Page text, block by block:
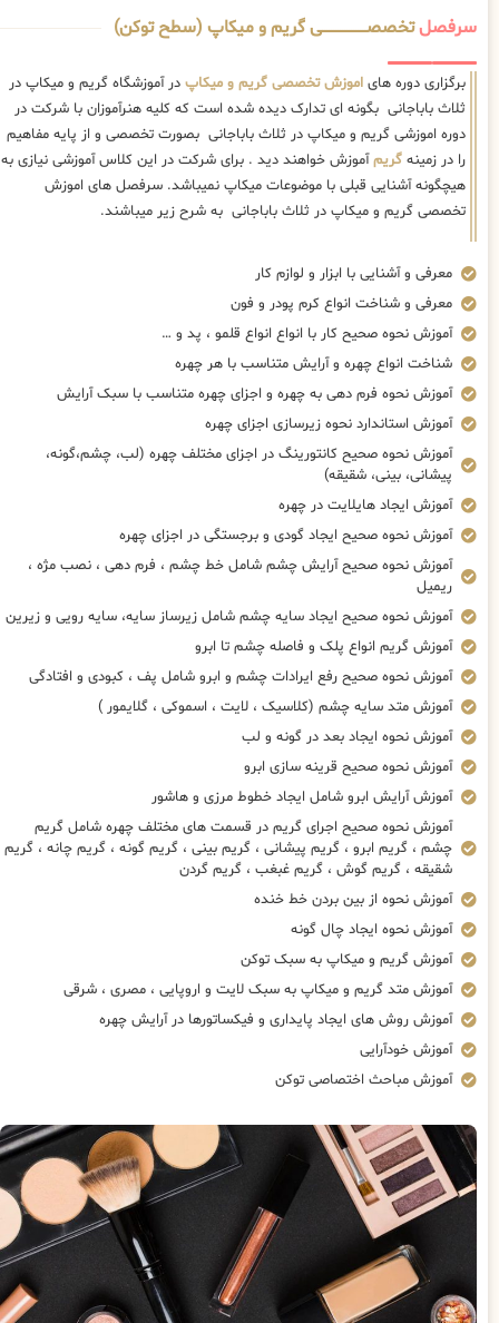
سرفصلتخصصــــــــــــــــــــی گریم و میکاپ (سطح توکن)
برگزاری دوره هایاموزش تخصصی گریم و میکاپدر آموزشگاه گریم و میکاپ در
ثلاث باباجانی بگونه ای تدارک دیده شده است که کلیه هنرآموزان با شرکت در
دوره اموزشی گریم و میکاپ در ثلاث باباجانی بصورت تخصصی و از پایه مفاهیم
را در زمینهگریمآموزش خواهند دید . برای شرکت در این کلاس آموزشی نیازی به
هیچگونه آشنایی قبلی با موضوعات میکاپ نمیباشد. سرفصل های اموزش
تخصصی گریم و میکاپ در ثلاث باباجانی به شرح زیر میباشند.
معرفی و آشنایی با ابزار و لوازم کار
معرفی و شناخت انواع کرم پودر و فون
آموزش نحوه صحیح کار با انواع انواع قلمو ، پد و …
شناخت انواع چهره و آرایش متناسب با هر چهره
آموزش نحوه فرم دهی به چهره و اجزای چهره متناسب با سبک آرایش
آموزش استاندارد نحوه زیرسازی اجزای چهره
آموزش نحوه صحیح کانتورینگ در اجزای مختلف چهره (لب، چشم،گونه،
پیشانی، بینی، شقیقه)
آموزش ایجاد هایلایت در چهره
آموزش نحوه صحیح ایجاد گودی و برجستگی در اجزای چهره
آموزش نحوه صحیح آرایش چشم شامل خط چشم ، فرم دهی ، نصب مژه ،
ریمیل
آموزش نحوه صحیح ایجاد سایه چشم شامل زیرساز سایه، سایه رویی و زیرین
آموزش گریم انواع پلک و فاصله چشم تا ابرو
آموزش نحوه صحیح رفع ایرادات چشم و ابرو شامل پف ، کبودی و افتادگی
آموزش متد سایه چشم (کلاسیک ، لایت ، اسموکی ، گلایمور )
آموزش نحوه ایجاد بعد در گونه و لب
آموزش نحوه صحیح قرینه سازی ابرو
آموزش آرایش ابرو شامل ایجاد خطوط مرزی و هاشور
آموزش نحوه صحیح اجرای گریم در قسمت های مختلف چهره شامل گریم
چشم ، گریم ابرو ، گریم پیشانی ، گریم بینی ، گریم گونه ، گریم چانه ، گریم
شقیقه ، گریم گوش ، گریم غبغب ، گریم گردن
آموزش نحوه از بین بردن خط خنده
آموزش نحوه ایجاد چال گونه
آموزش گریم و میکاپ به سبک توکن
آموزش متد گریم و میکاپ به سبک لایت و اروپایی ، مصری ، شرقی
آموزش روش های ایجاد پایداری و فیکساتورها در آرایش چهره
آموزش خودآرایی
آموزش مباحث اختصاصی توکن